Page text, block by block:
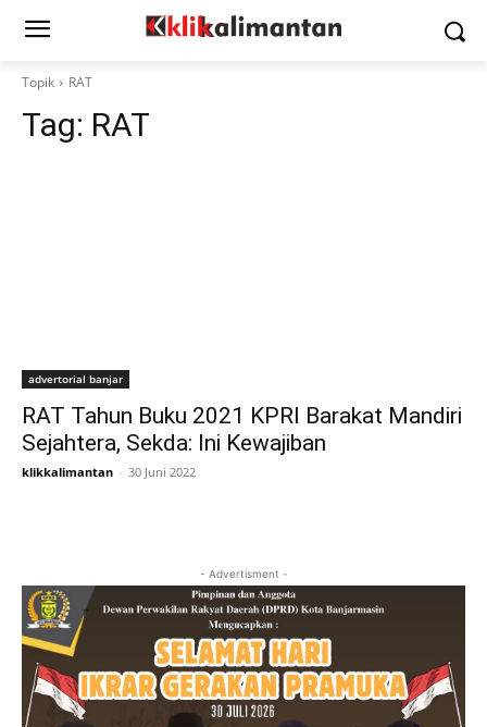
Topik RAT
Tag: RAT
advertorial banjar
RAT Tahun Buku 2021 KPRI Barakat Mandiri
Sejahtera, Sekda: Ini Kewajiban
klikkalimantan - 30 Juni 2022
- Advertisment -